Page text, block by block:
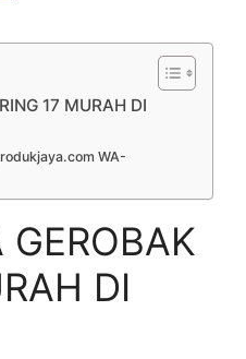
17 MURAH DI
WA-
DI